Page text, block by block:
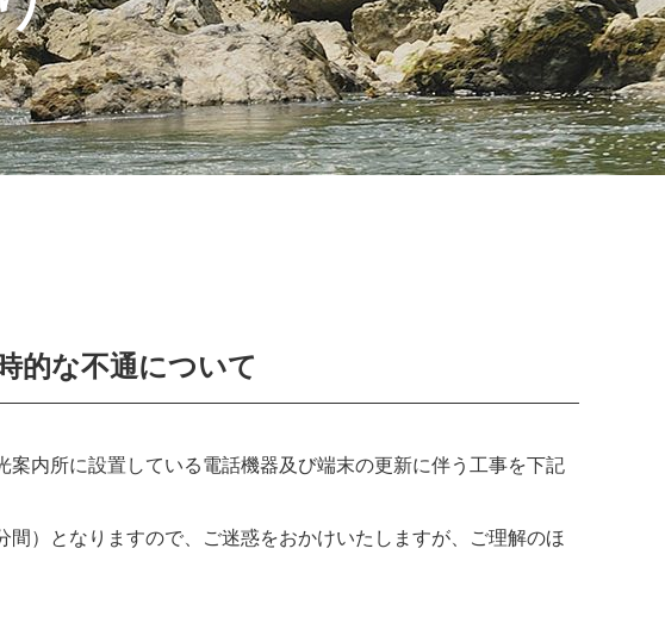
的な不通について
内所に設置している電話機器及び端末の更新に伴う工事を下記
）となりますので、ご迷惑をおかけいたしますが、ご理解のほ